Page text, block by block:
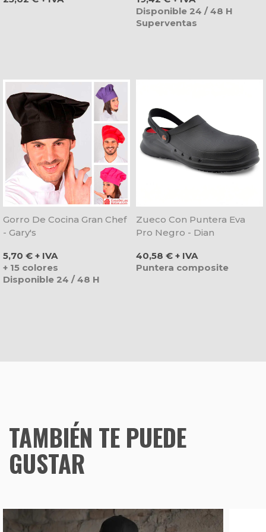
Disponible 24 / 48 H
Superventas
Gorro De Cocina Gran Chef
- Gary's
Precio
5,70 € + IVA
+ 15 colores
Disponible 24 / 48 H
Zueco Con Puntera Eva
Pro Negro - Dian
Precio
40,58 € + IVA
Puntera composite
TAMBIÉN TE PUEDE
GUSTAR